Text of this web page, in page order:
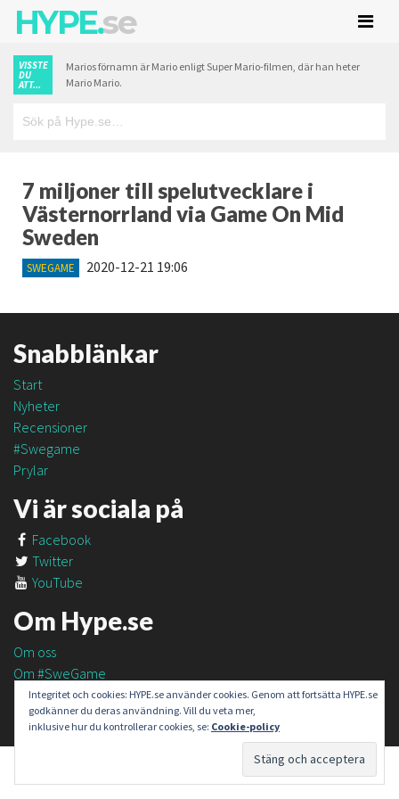
HYPE.se
VISSTE
DU
ATT...
Marios förnamn är Mario enligt Super Mario-filmen, där han heter
Mario Mario.
7 miljoner till spelutvecklare i
Västernorrland via Game On Mid
Sweden
SWEGAME 2020-12-21 19:06
Snabblänkar
Start
Nyheter
Recensioner
#Swegame
Prylar
Vi är sociala på
Facebook
Twitter
YouTube
Om Hype.se
Om oss
Om #SweGame
Kontakt
Integritet och cookies: HYPE.se använder cookies. Genom att fortsätta HYPE.se
godkänner du deras användning. Vill du veta mer,
inklusive hur du kontrollerar cookies, se: Cookie-policy